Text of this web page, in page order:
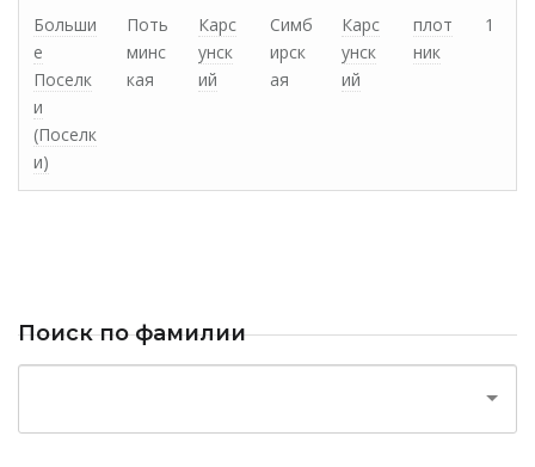
Больши
е
Поселк
и
(Поселк
и)
Поть
минс
кая
Карс
унск
ий
Симб
ирск
ая
Карс
унск
ий
плот
ник
1
Поиск по фамилии